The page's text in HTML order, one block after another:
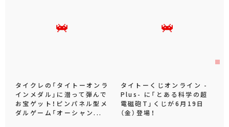
タイクレの「タイトーオンラ
インメダル」に潜って弾んで
お宝ゲット！ピンパネル型メ
ダルゲーム「オーシャン...
タイトーくじオンライン -
Plus- に「とある科学の超
電磁砲T」くじが6月19日
（金）登場！